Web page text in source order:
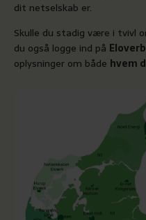
dit netselskab er.
Skulle du stadig være i tvivl
du også logge ind på
oplysninger om både hvem